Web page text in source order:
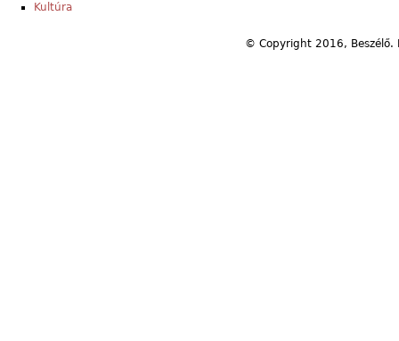
Kultúra
© Copyright 2016,